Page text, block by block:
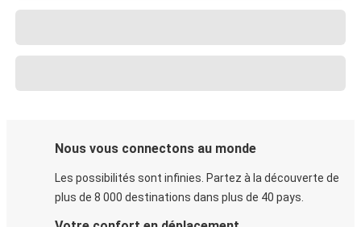
Nous vous connectons au monde
Les possibilités sont infinies. Partez à la découverte de
plus de 8 000 destinations dans plus de 40 pays.